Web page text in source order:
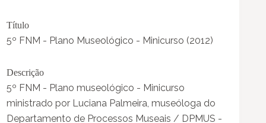
Título
5º FNM - Plano Museológico - Minicurso (2012)
Descrição
5º FNM - Plano museológico - Minicurso
ministrado por Luciana Palmeira, museóloga do
Departamento de Processos Museais / DPMUS -